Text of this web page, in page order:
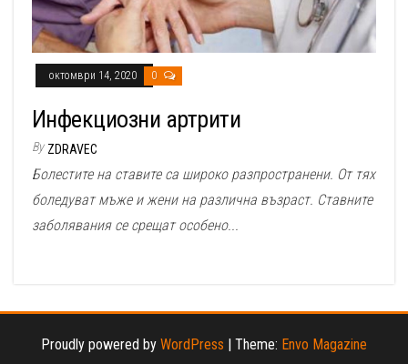
октомври 14, 2020 0
Инфекциозни артрити
By ZDRAVEC
Болестите на ставите са широко разпространени. От тях
боледуват мъже и жени на различна възраст. Ставните
заболявания се срещат особено...
Proudly powered by WordPress Theme: Envo Magazine